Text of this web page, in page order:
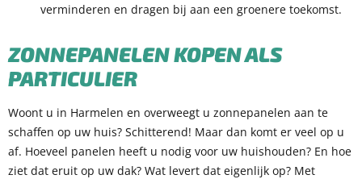
verminderen en dragen bij aan een groenere toekomst.
ZONNEPANELEN KOPEN ALS
PARTICULIER
Woont u in Harmelen en overweegt u zonnepanelen aan te
schaffen op uw huis? Schitterend! Maar dan komt er veel op u
af. Hoeveel panelen heeft u nodig voor uw huishouden? En hoe
ziet dat eruit op uw dak? Wat levert dat eigenlijk op? Met